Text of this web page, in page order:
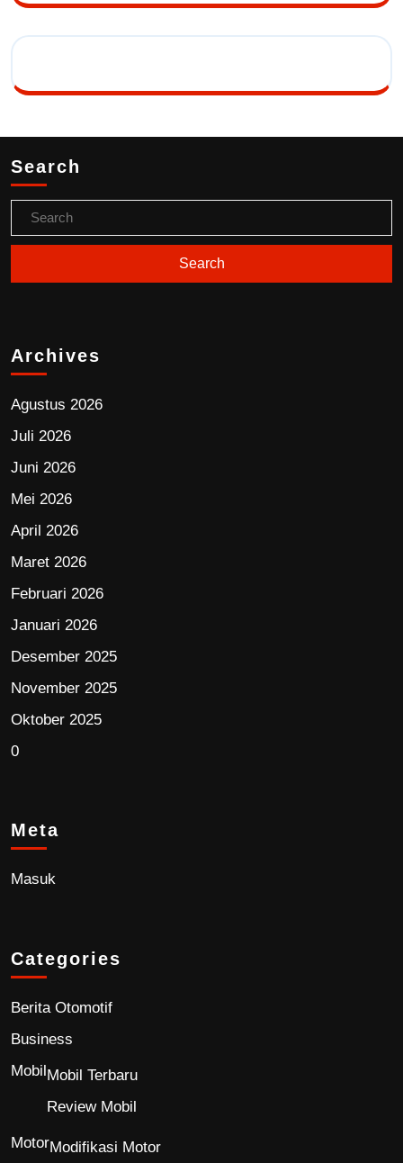
Search
Archives
Agustus 2026
Juli 2026
Juni 2026
Mei 2026
April 2026
Maret 2026
Februari 2026
Januari 2026
Desember 2025
November 2025
Oktober 2025
0
Meta
Masuk
Categories
Berita Otomotif
Business
MobilMobil Terbaru
Review Mobil
MotorModifikasi Motor